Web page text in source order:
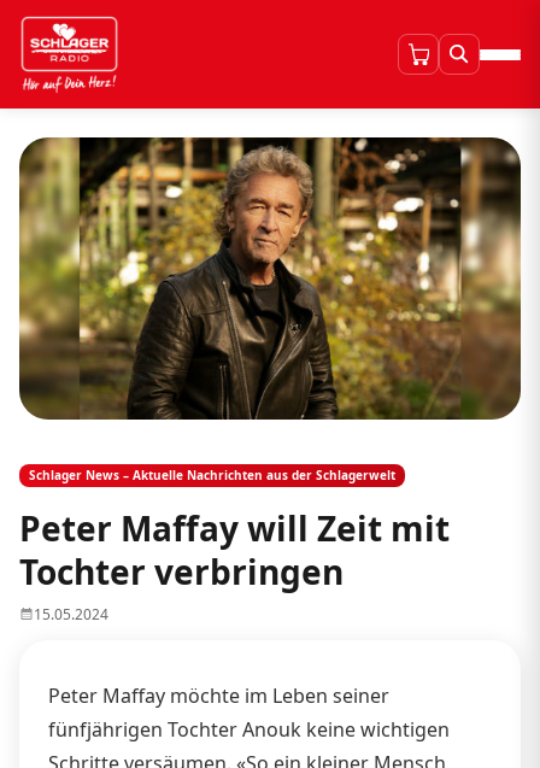
Schlager News – Aktuelle Nachrichten aus der Schlagerwelt
Peter Maffay will Zeit mit
Tochter verbringen
15.05.2024
Peter Maffay möchte im Leben seiner
fünfjährigen Tochter Anouk keine wichtigen
Schritte versäumen. «So ein kleiner Mensch